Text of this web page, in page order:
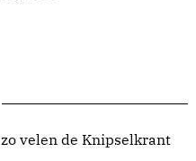
velen de Knipselkrant